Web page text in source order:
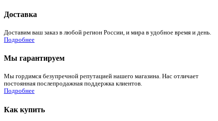
Доставка
Доставим ваш заказ в любой регион России, и мира в удобное время и день.
Подробнее
Мы гарантируем
Мы гордимся безупречной репутацией нашего магазина. Нас отличает
постоянная послепродажная поддержка клиентов.
Подробнее
Как купить